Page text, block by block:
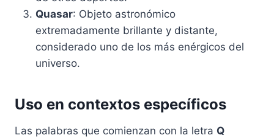
Quasar: Objeto astronómico
extremadamente brillante y distante,
considerado uno de los más enérgicos del
universo.
Uso en contextos específicos
Las palabras que comienzan con la letra Q